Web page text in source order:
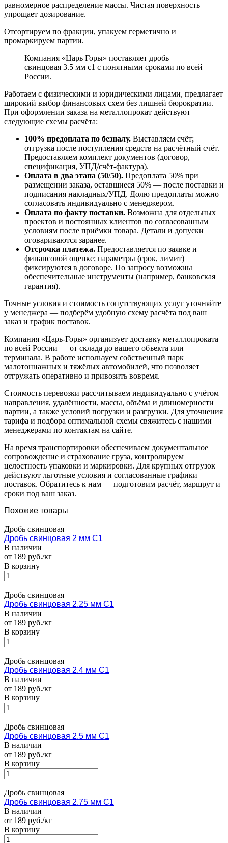
равномерное распределение массы. Чистая поверхность
упрощает дозирование.
Отсортируем по фракции, упакуем герметично и
промаркируем партии.
Компания «Царь Горы» поставляет дробь
свинцовая 3.5 мм с1 с понятными сроками по всей
России.
Работаем с физическими и юридическими лицами, предлагает
широкий выбор финансовых схем без лишней бюрократии.
При оформлении заказа на металлопрокат действуют
следующие схемы расчёта:
100% предоплата по безналу. Выставляем счёт;
отгрузка после поступления средств на расчётный счёт.
Предоставляем комплект документов (договор,
спецификация, УПД/счёт-фактура).
Оплата в два этапа (50/50). Предоплата 50% при
размещении заказа, оставшиеся 50% — после поставки и
подписания накладных/УПД. Долю предоплаты можно
согласовать индивидуально с менеджером.
Оплата по факту поставки. Возможна для отдельных
проектов и постоянных клиентов по согласованным
условиям после приёмки товара. Детали и допуски
оговариваются заранее.
Отсрочка платежа. Предоставляется по заявке и
финансовой оценке; параметры (срок, лимит)
фиксируются в договоре. По запросу возможны
обеспечительные инструменты (например, банковская
гарантия).
Точные условия и стоимость сопутствующих услуг уточняйте
у менеджера — подберём удобную схему расчёта под ваш
заказ и график поставок.
Компания «Царь-Горы» организует доставку металлопроката
по всей России — от склада до вашего объекта или
терминала. В работе используем собственный парк
малотоннажных и тяжёлых автомобилей, что позволяет
отгружать оперативно и привозить вовремя.
Стоимость перевозки рассчитываем индивидуально с учётом
направления, удалённости, массы, объёма и длиномерности
партии, а также условий погрузки и разгрузки. Для уточнения
тарифа и подбора оптимальной схемы свяжитесь с нашими
менеджерами по контактам на сайте.
На время транспортировки обеспечиваем документальное
сопровождение и страхование груза, контролируем
целостность упаковки и маркировки. Для крупных отгрузок
действуют льготные условия и согласованные графики
поставок. Обратитесь к нам — подготовим расчёт, маршрут и
сроки под ваш заказ.
Похожие товары
Дробь свинцовая
Дробь свинцовая 2 мм С1
В наличии
от 189 руб./кг
В корзину
Дробь свинцовая
Дробь свинцовая 2.25 мм С1
В наличии
от 189 руб./кг
В корзину
Дробь свинцовая
Дробь свинцовая 2.4 мм С1
В наличии
от 189 руб./кг
В корзину
Дробь свинцовая
Дробь свинцовая 2.5 мм С1
В наличии
от 189 руб./кг
В корзину
Дробь свинцовая
Дробь свинцовая 2.75 мм С1
В наличии
от 189 руб./кг
В корзину